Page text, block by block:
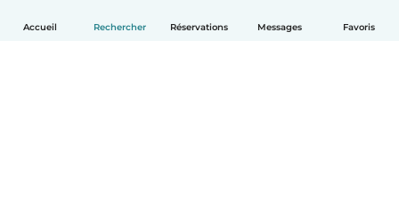
Accueil Rechercher Réservations Messages Favoris